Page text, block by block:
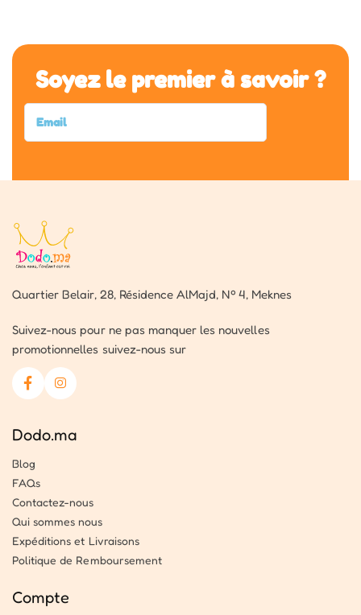
Soyez le premier à savoir ?
Quartier Belair, 28, Résidence AlMajd, Nº 4, Meknes
Suivez-nous pour ne pas manquer les nouvelles
promotionnelles suivez-nous sur
Dodo.ma
Blog
FAQs
Contactez-nous
Qui sommes nous
Expéditions et Livraisons
Politique de Remboursement
Compte